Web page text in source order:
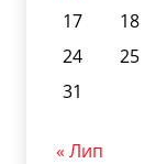
17
18
24
25
31
« Лип